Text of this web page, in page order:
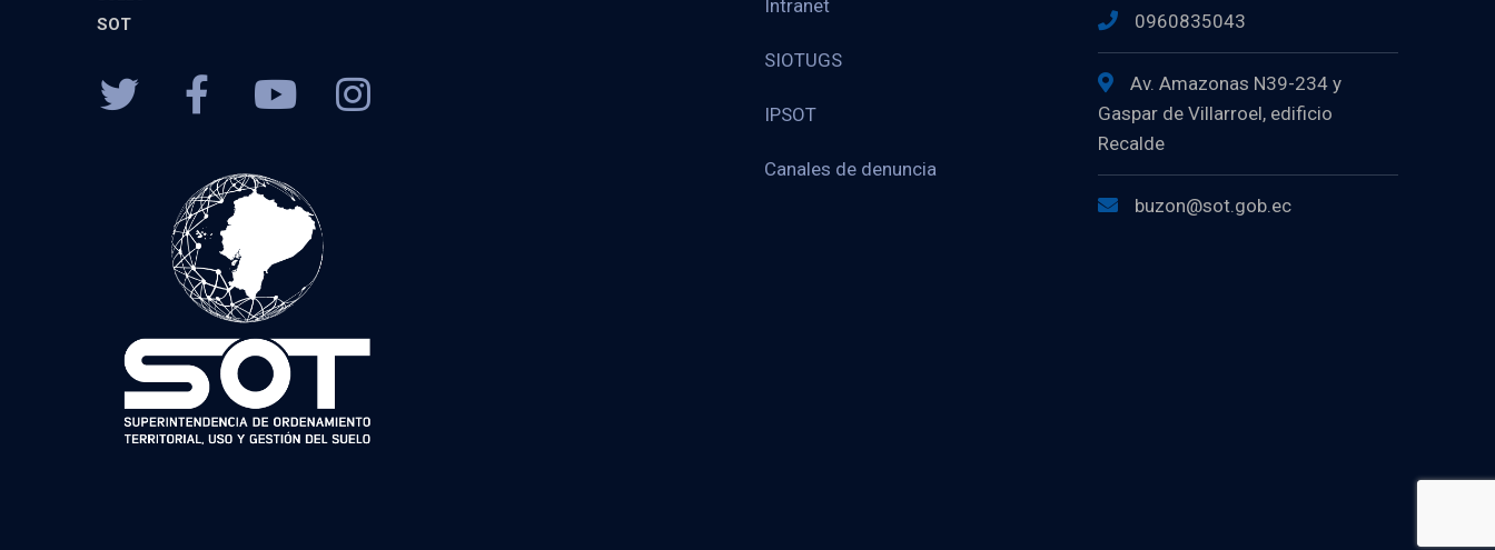
SOT
Intranet
SIOTUGS
IPSOT
Canales de denuncia
0960835043
Av. Amazonas N39-234 y
Gaspar de Villarroel, edificio
Recalde
buzon@sot.gob.ec